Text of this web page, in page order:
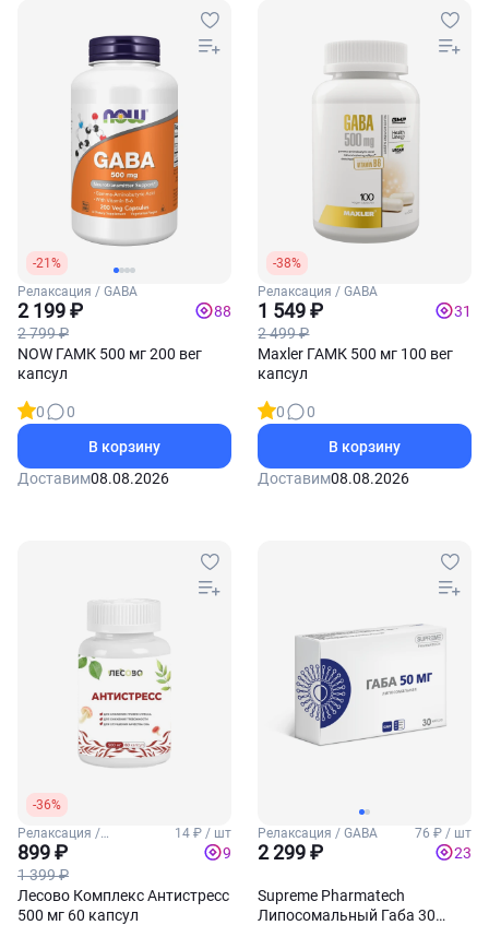
-21%
Релаксация / GABA
2 199 ₽
2 799 ₽
88
NOW ГАМК 500 мг 200 вег
капсул
0
0
В корзину
Доставим08.08.2026
-38%
Релаксация / GABA
1 549 ₽
2 499 ₽
31
Maxler ГАМК 500 мг 100 вег
капсул
0
0
В корзину
Доставим08.08.2026
-36%
Релаксация /
Антистресс
14 ₽ / шт
899 ₽
1 399 ₽
9
Лесово Комплекс Антистресс
500 мг 60 капсул
Релаксация / GABA 76 ₽ / шт
2 299 ₽ 23
Supreme Pharmatech
Липосомальный Габа 30